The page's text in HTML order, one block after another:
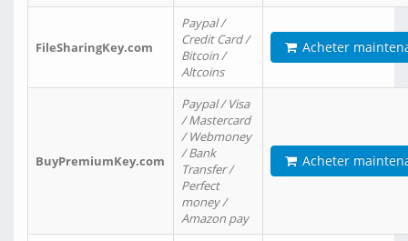
FileSharingKey.com
Paypal /
Credit Card /
Bitcoin /
Altcoins
Acheter
BuyPremiumKey.com
Paypal / Visa
/ Mastercard
/ Webmoney
/ Bank
Transfer /
Perfect
money /
Amazon pay
Acheter